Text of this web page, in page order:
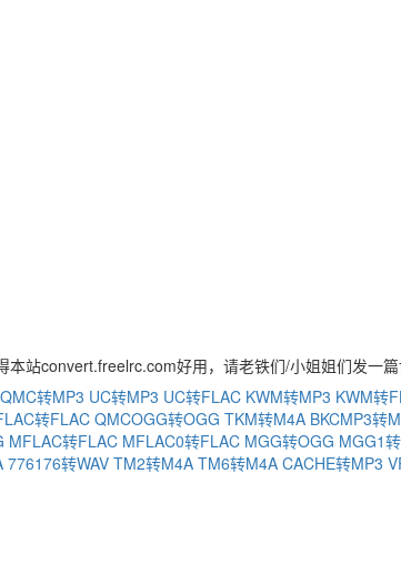
本站convert.freelrc.com好用，请老铁们/小姐姐们发一篇
QMC转MP3 UC转MP3 UC转FLAC KWM转MP3 KWM转
转FLAC QMCOGG转OGG TKM转M4A BKCMP3转
MFLAC转FLAC MFLAC0转FLAC MGG转OGG MGG1
776176转WAV TM2转M4A TM6转M4A CACHE转MP3